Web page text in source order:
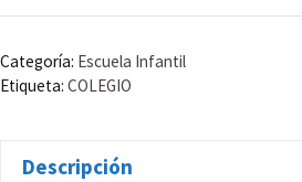
cantidad
Categoría: Escuela Infantil
Etiqueta: COLEGIO
Descripción